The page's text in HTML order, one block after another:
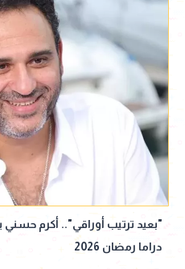
"بعيد ترتيب أوراقي".. أكرم
دراما رمضان 2026